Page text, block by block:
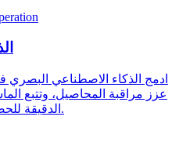
ادمج الذكاء الاصطناعي البصري
الدقيقة للحصول على إنتاجية أعلى وأكثر ذكاءً.